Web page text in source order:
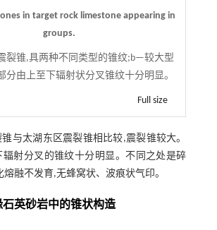
in target rock limestone appearing in
groups.
锥,具两种不同类型的锥纹;b—较大型
分由上至下辐射状分叉锥纹十分明显。
Full size
与太湖东区震裂锥相比较,震裂锥较大。
辐射分叉的锥纹十分明显。不同之处是碎
融不发育,无蜂窝状、波痕状气印。
石英砂岩中的锥状构造